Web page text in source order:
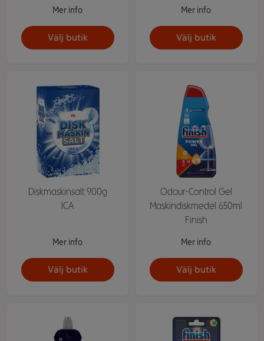
Mer info
Välj butik
Mer info
Välj butik
Diskmaskinsalt 900g
ICA
Mer info
Välj butik
Odour-Control Gel
Maskindiskmedel 650ml
Finish
Mer info
Välj butik